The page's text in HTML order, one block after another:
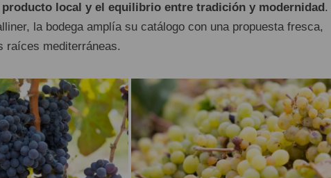
local y el equilibrio entre tradición y modernidad .
la bodega amplía su catálogo con una propuesta fresca,
raíces mediterráneas.